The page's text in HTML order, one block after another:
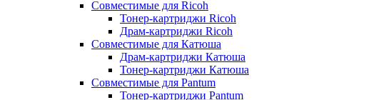
Совместимые для Ricoh
Тонер-картриджи Ricoh
Драм-картриджи Ricoh
Совместимые для Катюша
Драм-картриджи Катюша
Тонер-картриджи Катюша
Совместимые для Pantum
Тонер-картриджи Pantum